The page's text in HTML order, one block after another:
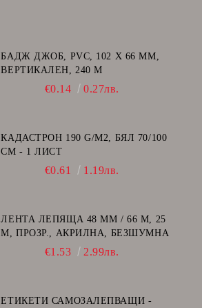
БАДЖ ДЖОБ, PVC, 102 Х 66 ММ,
ВЕРТИКАЛЕН, 240 Μ
€0.14 0.27лв.
КАДАСТРОН 190 G/M2, БЯЛ 70/100
СМ - 1 ЛИСТ
€0.61 1.19лв.
ЛЕНТА ЛЕПЯЩА 48 ММ / 66 М, 25
Μ, ПРОЗР., АКРИЛНА, БЕЗШУМНА
€1.53 2.99лв.
ЕТИКЕТИ САМОЗАЛЕПВАЩИ -